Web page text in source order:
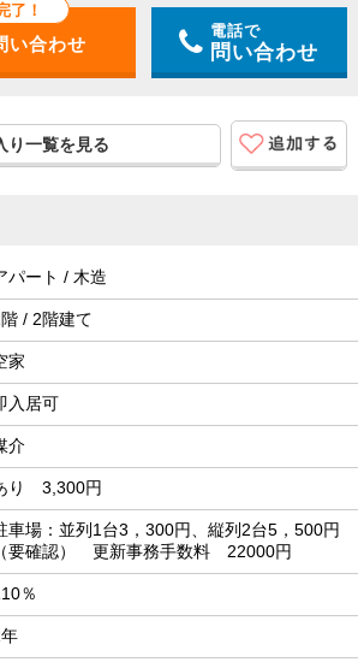
了！
電話で
問い合わせ
り一覧を見る
パート / 木造
/ 2階建て
家
入居可
介
り 3,300円
車場：並列1台3，300円、縦列2台5，500円
（要確認） 更新事務手数料 22000円
％